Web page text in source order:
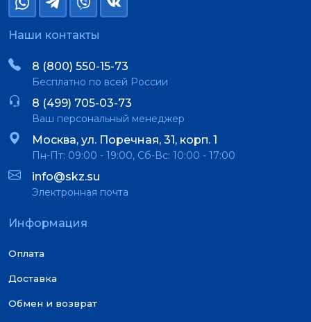
Наши контакты
8 (800) 550-15-73
Бесплатно по всей России
8 (499) 705-03-73
Ваш персональный менеджер
Москва, ул. Поречная, 31, корп. 1
Пн-Пт: 09:00 - 19:00, Сб-Вс: 10:00 - 17:00
info@skz.su
Электронная почта
Информация
Оплата
Доставка
Обмен и возврат